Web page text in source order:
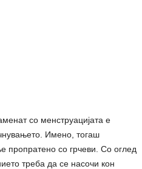
со менструацијата е
Имено, тогаш
пропратено со грчеви. Со оглед
треба да се насочи кон